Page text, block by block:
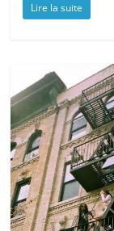
Lire la suite